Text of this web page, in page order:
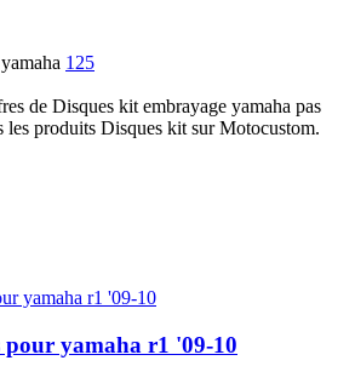
yamaha 125
de Disques kit embrayage yamaha pas
les produits Disques kit sur Motocustom.
yamaha r1 '09-10